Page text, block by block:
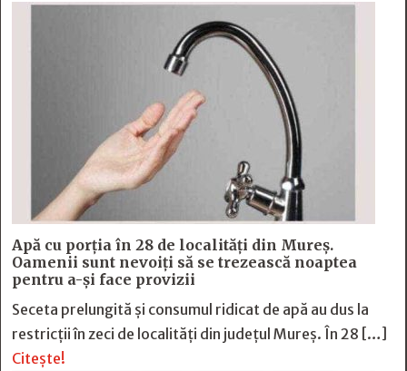
Apă cu porția în 28 de localități din Mureș.
Oamenii sunt nevoiți să se trezească noaptea
pentru a-și face provizii
Seceta prelungită și consumul ridicat de apă au dus la
restricții în zeci de localități din județul Mureș. În 28 […]
Citește!